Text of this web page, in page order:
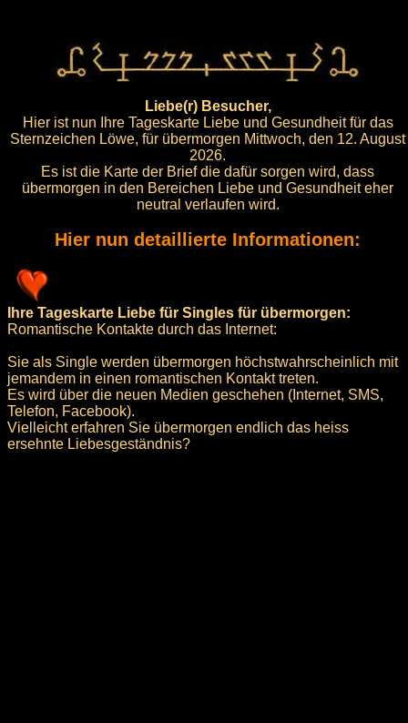
Liebe(r) Besucher,
Hier ist nun Ihre Tageskarte Liebe und Gesundheit für das
Sternzeichen Löwe, für übermorgen Mittwoch, den 12. August
2026.
Es ist die Karte der Brief die dafür sorgen wird, dass
übermorgen in den Bereichen Liebe und Gesundheit eher
neutral verlaufen wird.
Hier nun detaillierte Informationen:
Ihre Tageskarte Liebe für Singles für übermorgen:
Romantische Kontakte durch das Internet:
Sie als Single werden übermorgen höchstwahrscheinlich mit
jemandem in einen romantischen Kontakt treten.
Es wird über die neuen Medien geschehen (Internet, SMS,
Telefon, Facebook).
Vielleicht erfahren Sie übermorgen endlich das heiss
ersehnte Liebesgeständnis?